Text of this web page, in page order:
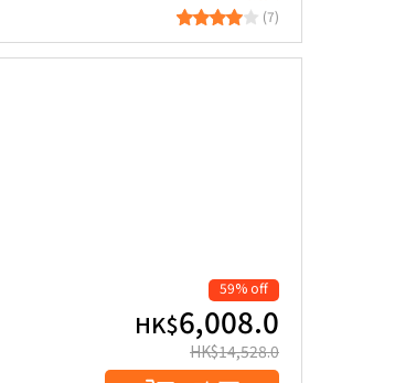
(7)
59% off
HK$6,008.0
HK$14,528.0